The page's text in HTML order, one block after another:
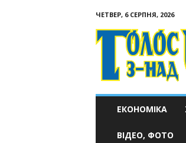
ЧЕТВЕР, 6 СЕРПНЯ, 2026
Голос
з-
ЕКОНОМІКА
ВІДЕО, ФОТО